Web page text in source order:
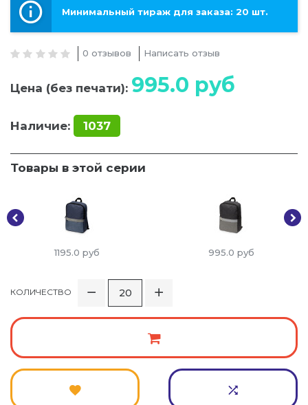
Минимальный тираж для заказа: 20 шт.
0 отзывов Написать отзыв
Цена (без печати): 995.0 руб
Наличие: 1037
Товары в этой серии
1195.0 руб 995.0 руб
КОЛИЧЕСТВО